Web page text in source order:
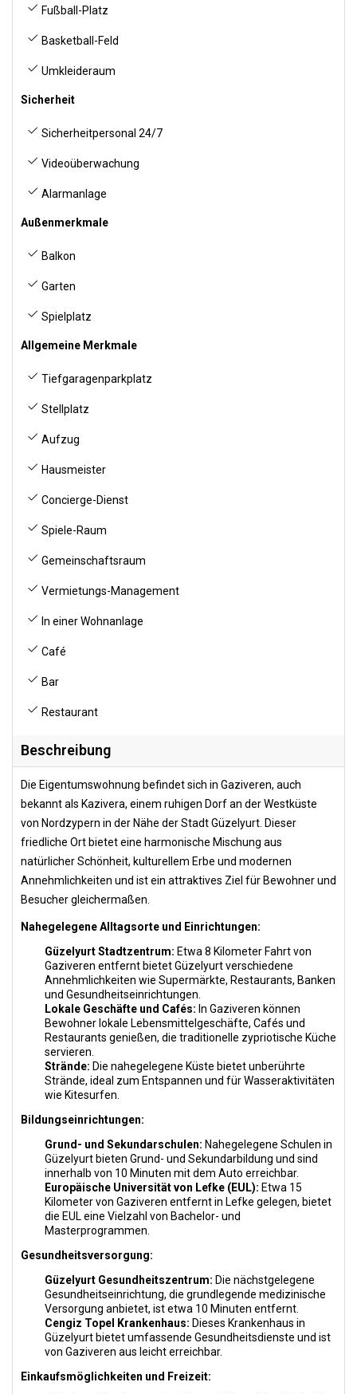
Fußball-Platz
Basketball-Feld
Umkleideraum
Sicherheit
Sicherheitpersonal 24/7
Videoüberwachung
Alarmanlage
Außenmerkmale
Balkon
Garten
Spielplatz
Allgemeine Merkmale
Tiefgaragenparkplatz
Stellplatz
Aufzug
Hausmeister
Concierge-Dienst
Spiele-Raum
Gemeinschaftsraum
Vermietungs-Management
In einer Wohnanlage
Café
Bar
Restaurant
Beschreibung
Die Eigentumswohnung befindet sich in Gaziveren, auch
bekannt als Kazivera, einem ruhigen Dorf an der Westküste
von Nordzypern in der Nähe der Stadt Güzelyurt. Dieser
friedliche Ort bietet eine harmonische Mischung aus
natürlicher Schönheit, kulturellem Erbe und modernen
Annehmlichkeiten und ist ein attraktives Ziel für Bewohner und
Besucher gleichermaßen.
Nahegelegene Alltagsorte und Einrichtungen:
Güzelyurt Stadtzentrum: Etwa 8 Kilometer Fahrt von
Gaziveren entfernt bietet Güzelyurt verschiedene
Annehmlichkeiten wie Supermärkte, Restaurants, Banken
und Gesundheitseinrichtungen.
Lokale Geschäfte und Cafés: In Gaziveren können
Bewohner lokale Lebensmittelgeschäfte, Cafés und
Restaurants genießen, die traditionelle zypriotische Küche
servieren.
Strände: Die nahegelegene Küste bietet unberührte
Strände, ideal zum Entspannen und für Wasseraktivitäten
wie Kitesurfen.
Bildungseinrichtungen:
Grund- und Sekundarschulen: Nahegelegene Schulen in
Güzelyurt bieten Grund- und Sekundarbildung und sind
innerhalb von 10 Minuten mit dem Auto erreichbar.
Europäische Universität von Lefke (EUL): Etwa 15
Kilometer von Gaziveren entfernt in Lefke gelegen, bietet
die EUL eine Vielzahl von Bachelor- und
Masterprogrammen.
Gesundheitsversorgung:
Güzelyurt Gesundheitszentrum: Die nächstgelegene
Gesundheitseinrichtung, die grundlegende medizinische
Versorgung anbietet, ist etwa 10 Minuten entfernt.
Cengiz Topel Krankenhaus: Dieses Krankenhaus in
Güzelyurt bietet umfassende Gesundheitsdienste und ist
von Gaziveren aus leicht erreichbar.
Einkaufsmöglichkeiten und Freizeit: